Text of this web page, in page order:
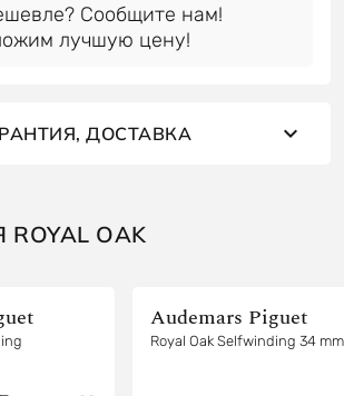
Сообщите нам!
лучшую цену!
ДОСТАВКА
OAK
Audemars Piguet
Royal Oak Selfwinding 34 mm